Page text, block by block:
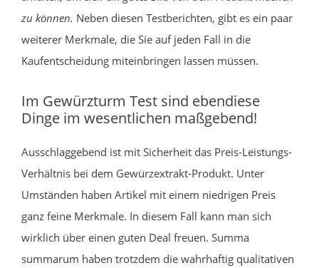
zu können. Neben diesen Testberichten, gibt es ein paar
weiterer Merkmale, die Sie auf jeden Fall in die
Kaufentscheidung miteinbringen lassen müssen.
Im Gewürzturm Test sind ebendiese
Dinge im wesentlichen maßgebend!
Ausschlaggebend ist mit Sicherheit das Preis-Leistungs-
Verhältnis bei dem Gewürzextrakt-Produkt. Unter
Umständen haben Artikel mit einem niedrigen Preis
ganz feine Merkmale. In diesem Fall kann man sich
wirklich über einen guten Deal freuen. Summa
summarum haben trotzdem die wahrhaftig qualitativen